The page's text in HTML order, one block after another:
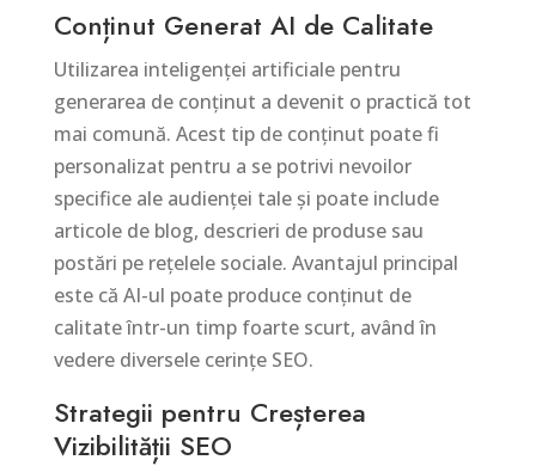
Conținut Generat AI de Calitate
Utilizarea inteligenței artificiale pentru
generarea de conținut a devenit o practică tot
mai comună. Acest tip de conținut poate fi
personalizat pentru a se potrivi nevoilor
specifice ale audienței tale și poate include
articole de blog, descrieri de produse sau
postări pe rețelele sociale. Avantajul principal
este că AI-ul poate produce conținut de
calitate într-un timp foarte scurt, având în
vedere diversele cerințe SEO.
Strategii pentru Creșterea
Vizibilității SEO